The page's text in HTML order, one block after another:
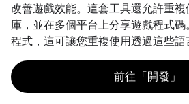
改善遊戲效能。這套工具還允許重複
庫，並在多個平台上分享遊戲程式
程式，這可讓您重複使用透過這些語
前往「開發」